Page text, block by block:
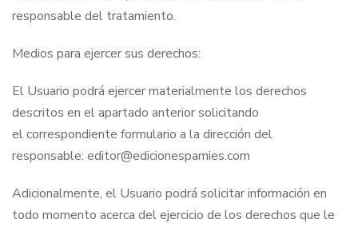
responsable del tratamiento.
Medios para ejercer sus derechos:
El Usuario podrá ejercer materialmente los derechos
descritos en el apartado anterior solicitando
el correspondiente formulario a la dirección del
responsable: editor@edicionespamies.com
Adicionalmente, el Usuario podrá solicitar información en
todo momento acerca del ejercicio de los derechos que le